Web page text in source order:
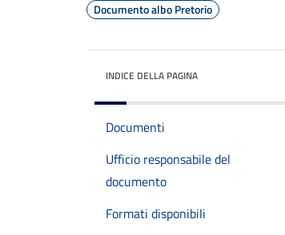
Documento albo Pretorio
INDICE DELLA PAGINA
Documenti
Ufficio responsabile del
documento
Formati disponibili